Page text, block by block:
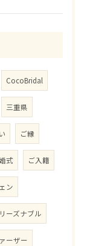
CocoBridal
三重県
ご縁
式 ご入籍
ン
リーズナブル
ーザー